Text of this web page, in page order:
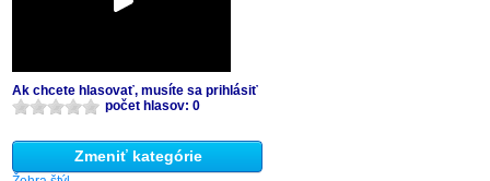
Ak chcete hlasovať, musíte sa prihlásiť
počet hlasov: 0
Zmeniť kategórie